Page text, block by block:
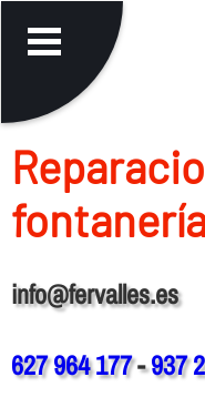
info@fervalles.es
627 964 177-937